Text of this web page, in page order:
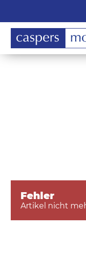
Fehler
Artikel nicht